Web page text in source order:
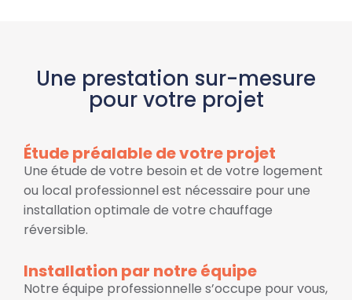
Une prestation sur-mesure
pour votre projet
Étude préalable de votre projet
Une étude de votre besoin et de votre logement
ou local professionnel est nécessaire pour une
installation optimale de votre chauffage
réversible.
Installation par notre équipe
Notre équipe professionnelle s’occupe pour vous,